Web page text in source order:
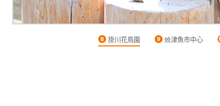
掛川花鳥園 燒津魚市中心